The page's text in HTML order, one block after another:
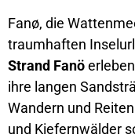
Fanø, die
traumhaften
Strand Fanö
ihre langen
Wandern und
und Kiefernwälder